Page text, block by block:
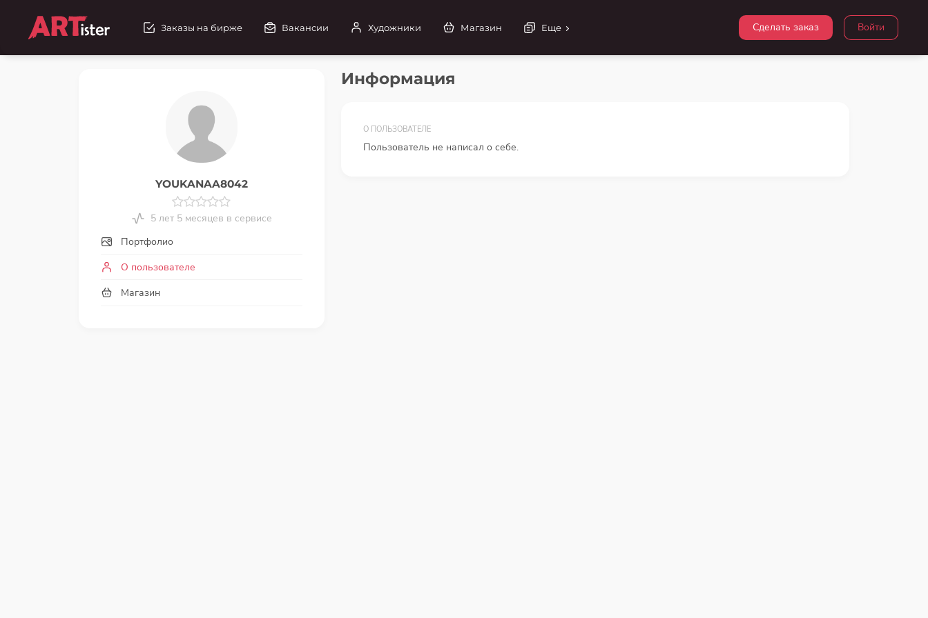
Войти
Сделать заказ
Заказы на бирже Вакансии Художники Магазин Еще
YOUKANAA8042
5 лет 5 месяцев в сервисе
Портфолио
О пользователе
Магазин
Информация
О ПОЛЬЗОВАТЕЛЕ
Пользователь не написал о себе.